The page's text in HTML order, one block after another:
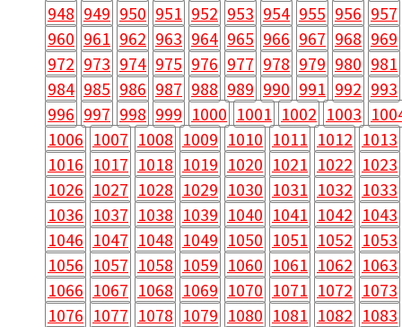
948 949 950 951 952 953 954 955 956 957
960 961 962 963 964 965 966 967 968 969
972 973 974 975 976 977 978 979 980 981
984 985 986 987 988 989 990 991 992 993
996 997 998 999 1000 1001 1002 1003
1006 1007 1008 1009 1010 1011 1012 1013
1016 1017 1018 1019 1020 1021 1022 1023
1026 1027 1028 1029 1030 1031 1032 1033
1036 1037 1038 1039 1040 1041 1042 1043
1046 1047 1048 1049 1050 1051 1052 1053
1056 1057 1058 1059 1060 1061 1062 1063
1066 1067 1068 1069 1070 1071 1072 1073
1076 1077 1078 1079 1080 1081 1082 1083